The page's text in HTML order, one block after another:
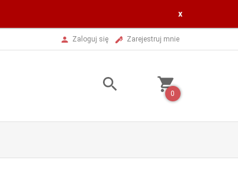
x
Zaloguj się Zarejestruj mnie
0